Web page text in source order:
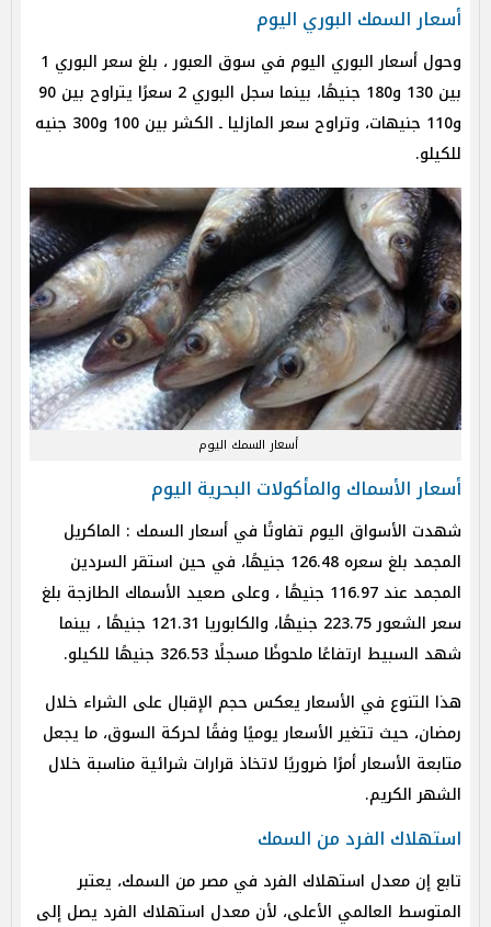
أسعار السمك البوري اليوم
وحول أسعار البوري اليوم في سوق العبور ، بلغ سعر البوري 1
بين 130 و180 جنيهًا، بينما سجل البوري 2 سعرًا يتراوح بين 90
و110 جنيهات، وتراوح سعر المازليا ـ الكشر بين 100 و300 جنيه
للكيلو.
أسعار السمك اليوم
أسعار الأسماك والمأكولات البحرية اليوم
شهدت الأسواق اليوم تفاوتًا في أسعار السمك : الماكريل
المجمد بلغ سعره 126.48 جنيهًا، في حين استقر السردين
المجمد عند 116.97 جنيهًا ، وعلى صعيد الأسماك الطازجة بلغ
سعر الشعور 223.75 جنيهًا، والكابوريا 121.31 جنيهًا ، بينما
شهد السبيط ارتفاعًا ملحوظًا مسجلًا 326.53 جنيهًا للكيلو.
هذا التنوع في الأسعار يعكس حجم الإقبال على الشراء خلال
رمضان، حيث تتغير الأسعار يوميًا وفقًا لحركة السوق، ما يجعل
متابعة الأسعار أمرًا ضروريًا لاتخاذ قرارات شرائية مناسبة خلال
الشهر الكريم.
استهلاك الفرد من السمك
تابع إن معدل استهلاك الفرد في مصر من السمك، يعتبر
المتوسط العالمي الأعلى، لأن معدل استهلاك الفرد يصل إلى